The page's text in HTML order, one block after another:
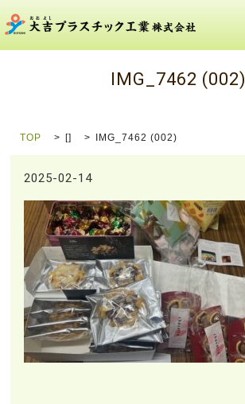
IMG_7462 (002)
TOP [] IMG_7462 (002)
2025-02-14